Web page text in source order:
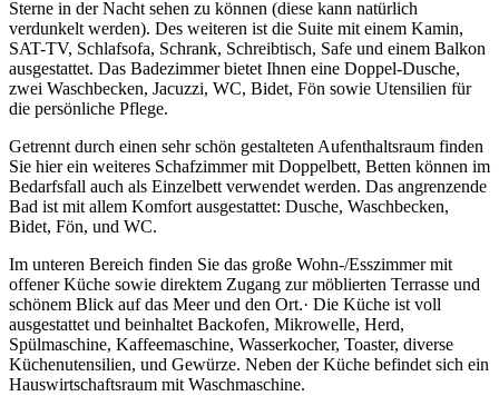
Sterne in der Nacht sehen zu können (diese kann natürlich
verdunkelt werden). Des weiteren ist die Suite mit einem Kamin,
SAT-TV, Schlafsofa, Schrank, Schreibtisch, Safe und einem Balkon
ausgestattet. Das Badezimmer bietet Ihnen eine Doppel-Dusche,
zwei Waschbecken, Jacuzzi, WC, Bidet, Fön sowie Utensilien für
die persönliche Pflege.
Getrennt durch einen sehr schön gestalteten Aufenthaltsraum finden
Sie hier ein weiteres Schafzimmer mit Doppelbett, Betten können im
Bedarfsfall auch als Einzelbett verwendet werden. Das angrenzende
Bad ist mit allem Komfort ausgestattet: Dusche, Waschbecken,
Bidet, Fön, und WC.
Im unteren Bereich finden Sie das große Wohn-/Esszimmer mit
offener Küche sowie direktem Zugang zur möblierten Terrasse und
schönem Blick auf das Meer und den Ort.· Die Küche ist voll
ausgestattet und beinhaltet Backofen, Mikrowelle, Herd,
Spülmaschine, Kaffeemaschine, Wasserkocher, Toaster, diverse
Küchenutensilien, und Gewürze. Neben der Küche befindet sich ein
Hauswirtschaftsraum mit Waschmaschine.